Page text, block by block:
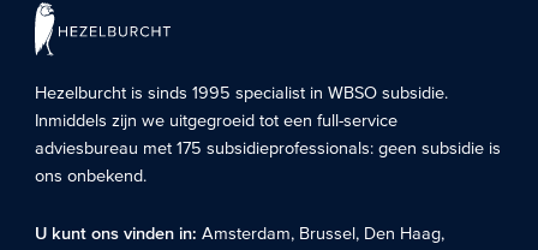
Hezelburcht is sinds 1995 specialist inWBSO subsidie.
Inmiddels zijn we uitgegroeid tot een full-service
adviesbureau met 175 subsidieprofessionals: geen subsidie is
ons onbekend.
U kunt ons vinden in:Amsterdam, Brussel , Den Haag,